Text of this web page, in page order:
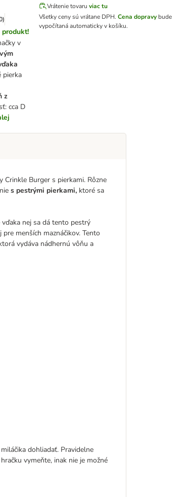
)
v
z
cca D
Vrátenie tovaru viac tu
Všetky ceny sú vrátane DPH. Cena dopravybude
vypočítaná automaticky v košíku.
Crinkle Burger s pierkami. Rôzne
s pestrými pierkami, ktoré sa
nej sa dá tento pestrý
menších maznáčikov. Tento
vydáva nádhernú vôňu a
dohliadať. Pravidelne
vymeňte, inak nie je možné